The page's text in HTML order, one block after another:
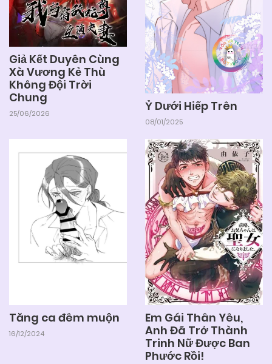
Chapter 38 04/06/2025
Chapter 37 04/06/2025
Chapter 36
Chapter 35 04/06/2025
Chapter 34 04/06/2025
Chapter 33 04/06/2025
Chapter 31 04/06/2025
Giả Kết Duyên Cùng
Xà Vương Kẻ Thù
Không Đội Trời
Chung
25/06/2026
Ỷ Dưới Hiếp Trên
08/01/2025
Tăng ca đêm muộn
16/12/2024
Em Gái Thân Yêu,
Anh Đã Trở Thành
Trinh Nữ Được Ban
Phước Rồi!